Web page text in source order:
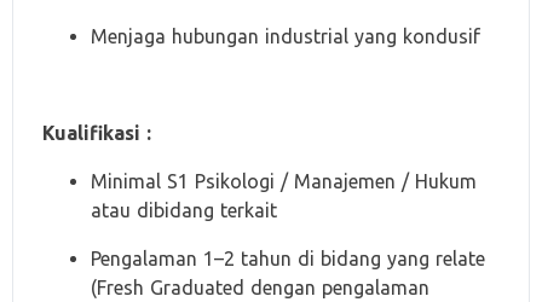
Menjaga hubungan industrial yang kondusif
Kualifikasi :
Minimal S1 Psikologi / Manajemen / Hukum
atau dibidang terkait
Pengalaman 1–2 tahun di bidang yang relate
(Fresh Graduated dengan pengalaman